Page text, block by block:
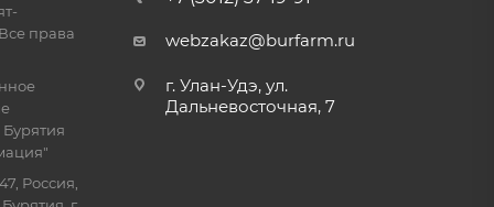
права
Россия,
webzakaz@burfarm.ru
г. Улан-Удэ, ул.
Дальневосточная, 7